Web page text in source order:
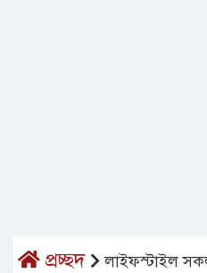
প্রচ্ছদ লাইফস্টাইল